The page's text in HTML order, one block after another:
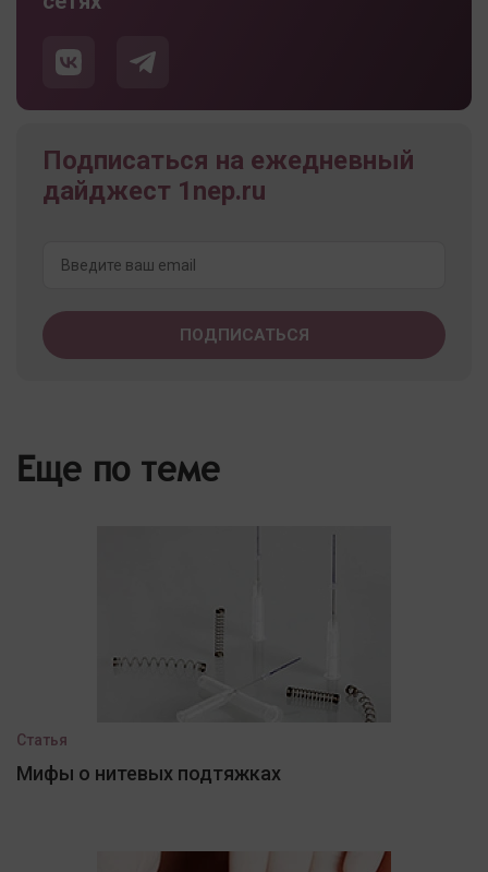
Подписаться на ежедневный
дайджест 1nep.ru
Еще по теме
Статья
Мифы о нитевых подтяжках